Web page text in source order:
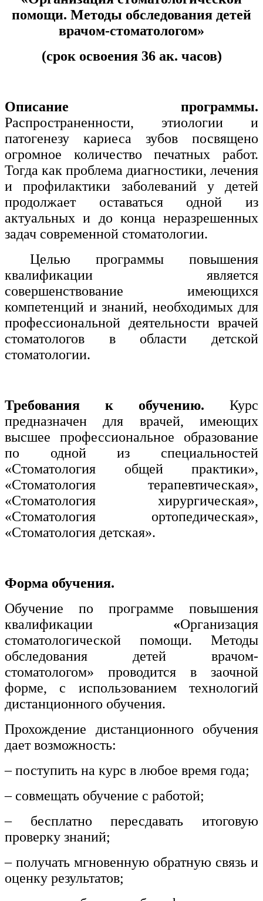
Изобразительное и прикладные виды
искусств
Средства массовой информации и
Ветеринария и зоотехника
Подготовка к периодической
аккредитации
Основные Услуги
Дополнительные Услуги
помощи. Методы обследования детей
врачом-стоматологом»
(срок освоения 36 ак. часов)
Описание программы.
Распространенности, этиологии и
патогенезу кариеса зубов посвящено
огромное количество печатных работ.
Тогда как проблема диагностики, лечения
и профилактики заболеваний у детей
продолжает оставаться одной из
актуальных и до конца неразрешенных
задач современной стоматологии.
Целью программы повышения
квалификации является
совершенствование имеющихся
компетенций и знаний, необходимых для
профессиональной деятельности врачей
стоматологов в области детской
стоматологии.
Требования к обучению. Курс
предназначен для врачей, имеющих
высшее профессиональное образование
по одной из специальностей
«Стоматология общей практики»,
«Стоматология терапевтическая»,
«Стоматология хирургическая»,
«Стоматология ортопедическая»,
«Стоматология детская».
Форма обучения.
Обучение по программе повышения
квалификации «Организация
стоматологической помощи. Методы
обследования детей врачом-
стоматологом» проводится в заочной
форме, с использованием технологий
дистанционного обучения.
Прохождение дистанционного обучения
дает возможность:
– поступить на курс в любое время года;
– совмещать обучение с работой;
– бесплатно пересдавать итоговую
проверку знаний;
– получать мгновенную обратную связь и
оценку результатов;